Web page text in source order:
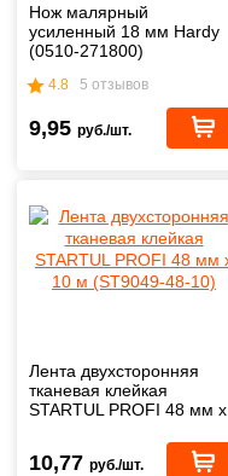
Нож малярный
усиленный 18 мм Hardy
(0510-271800)
4.8 5 отзывов
9,95 руб./шт.
Лента двухсторонняя
тканевая клейкая
STARTUL PROFI 48 мм х
10,77 руб./шт.